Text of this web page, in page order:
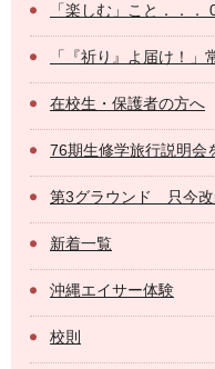
「楽しむ」こと．．．
「『祈り』よ届け！
在校生・保護者の方へ
76期生修学旅行説明会
第3グラウンド 只今改
新着一覧
沖縄エイサー体験
校則